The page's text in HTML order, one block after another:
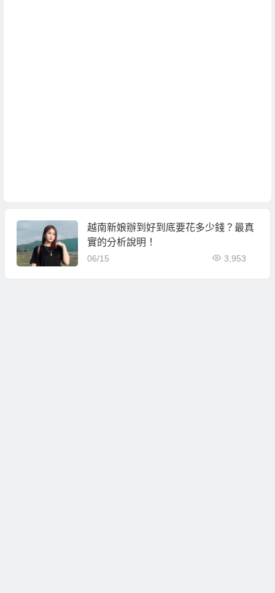
越南新娘辦到好到底要花多少錢？最真
實的分析說明！
06/15 3,953